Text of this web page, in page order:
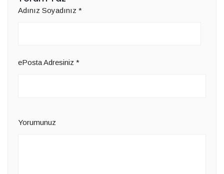
Adınız Soyadınız *
ePosta Adresiniz *
Yorumunuz